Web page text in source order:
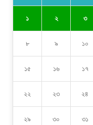
১ ২ ৩
৮ ৯ ১০
১৫ ১৬ ১৭
২২ ২৩ ২৪
২৯ ৩০ ৩১